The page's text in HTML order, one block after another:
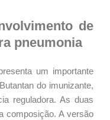
de
pneumonia
um importante
do imunizante,
reguladora. As duas
composição. A versão